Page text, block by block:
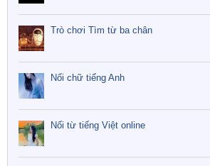
Trò chơi Tìm từ ba chân
Nối chữ tiếng Anh
Nối từ tiếng Việt online